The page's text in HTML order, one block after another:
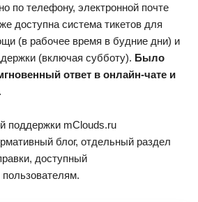
по телефону, электронной почте
доступна система тикетов для
(в рабочее время в будние дни) и
(включая субботу). Было
ответ в онлайн-чате и
.
поддержки mClouds.ru
блог, отдельный раздел
доступный